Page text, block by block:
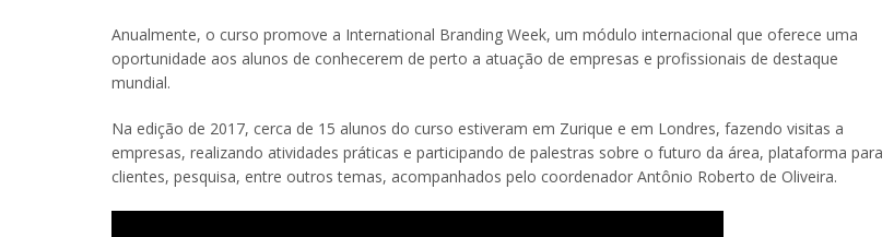
Anualmente, o curso promove a International Branding Week, um módulo internacional que oferece uma
oportunidade aos alunos de conhecerem de perto a atuação de empresas e profissionais de destaque
mundial.
Na edição de 2017, cerca de 15 alunos do curso estiveram em Zurique e em Londres, fazendo visitas a
empresas, realizando atividades práticas e participando de palestras sobre o futuro da área, plataforma para
clientes, pesquisa, entre outros temas, acompanhados pelo coordenador Antônio Roberto de Oliveira.